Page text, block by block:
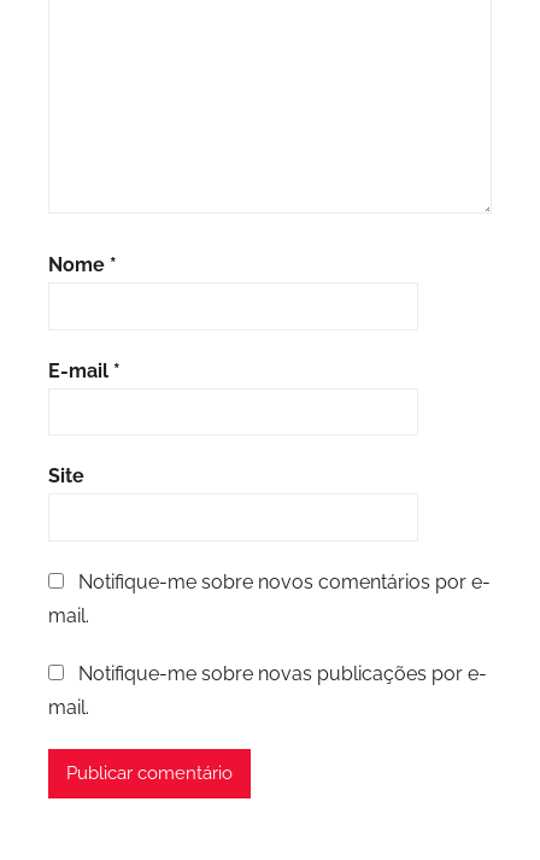
Nome *
E-mail *
Site
Notifique-me sobre novos comentários por e-
mail.
Notifique-me sobre novas publicações por e-
mail.